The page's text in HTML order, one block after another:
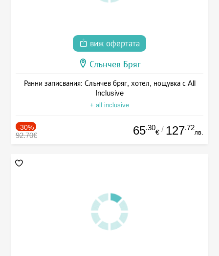
виж офертата
Слънчев Бряг
Ранни записвания: Слънчев бряг, хотел, нощувка с All
Inclusive
+ all inclusive
-30%
92.70€ 65.30
€ / 127.72
лв.